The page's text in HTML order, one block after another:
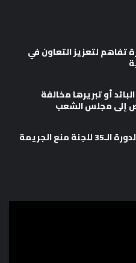
تفاهم لتعزيز التعاون في
أو تبريرها مخالفة
إلى مجلس الشعب
وزارة العدل تشارك في أعمال الدورة الـ35 للجنة منع الجريمة